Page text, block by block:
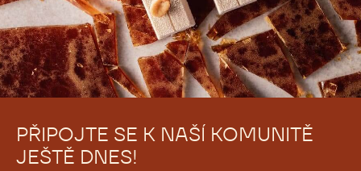
PŘIPOJTE SE K NAŠÍ KOMUNITĚ
JEŠTĚ DNES!